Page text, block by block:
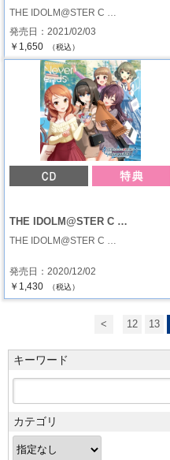
THE IDOLM@STER C …
発売日：2021/02/03
￥1,650
（税込）
THE IDOLM@STER C …
THE IDOLM@STER C …
発売日：2020/12/02
￥1,430
（税込）
< 12 13
キーワード
カテゴリ